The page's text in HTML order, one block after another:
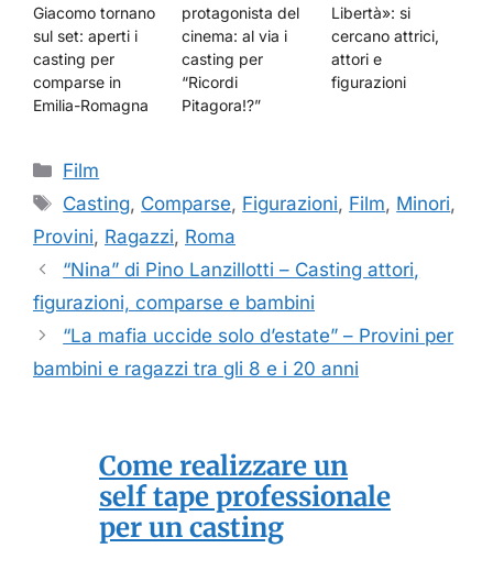
Giacomo tornano
sul set: aperti i
casting per
comparse in
Emilia-Romagna
protagonista del
cinema: al via i
casting per
“Ricordi
Pitagora!?”
Libertà»: si
cercano attrici,
attori e
figurazioni
Categorie
Film
Tag
Casting, Comparse, Figurazioni, Film, Minori,
Provini, Ragazzi, Roma
“Nina” di Pino Lanzillotti – Casting attori,
figurazioni, comparse e bambini
“La mafia uccide solo d’estate” – Provini per
bambini e ragazzi tra gli 8 e i 20 anni
Come realizzare un
self tape professionale
per un casting